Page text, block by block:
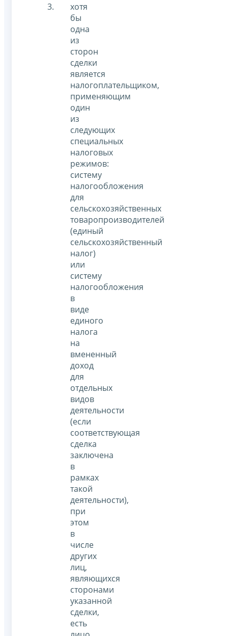
хотя
бы
одна
из
сторон
сделки
является
налогоплательщиком,
применяющим
один
из
следующих
специальных
налоговых
режимов:
систему
налогообложения
для
сельскохозяйственных
товаропроизводителей
(единый
сельскохозяйственный
налог)
или
систему
налогообложения
в
виде
единого
налога
на
вмененный
доход
для
отдельных
видов
деятельности
(если
соответствующая
сделка
заключена
в
рамках
такой
деятельности),
при
этом
в
числе
других
лиц,
являющихся
сторонами
указанной
сделки,
есть